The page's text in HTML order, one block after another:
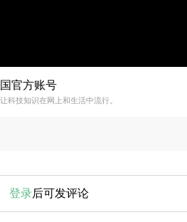
官方账号
科技知识在网上和生活中流行。
登录后可发评论